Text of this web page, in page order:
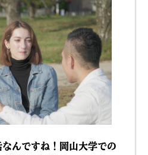
んですね！岡山大学での